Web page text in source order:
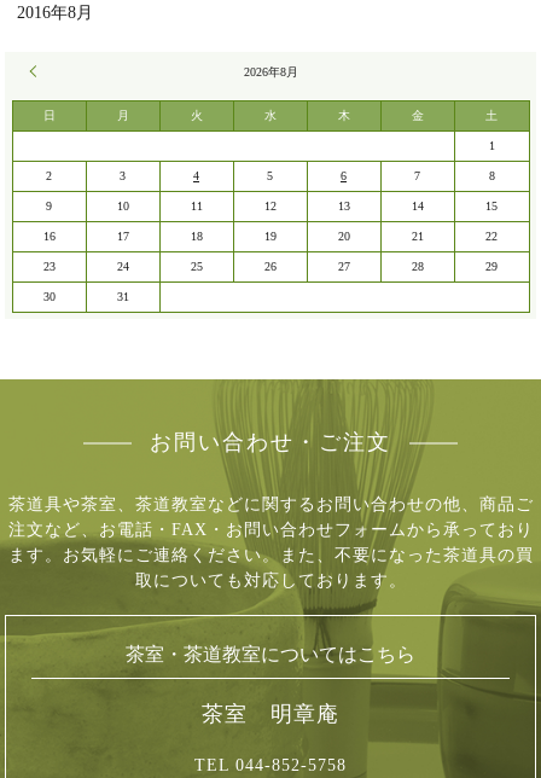
2016年8月
2026年8月
日 月 火 水 木 金 土
1
2 3 4 5 6 7 8
9 10 11 12 13 14 15
16 17 18 19 20 21 22
23 24 25 26 27 28 29
30 31
お問い合わせ・ご注文
茶道具や茶室、茶道教室などに関するお問い合わせの他、商品ご
注文など、 お電話・FAX・お問い合わせフォームから承っており
ます。お気軽にご連絡ください。 また、不要になった茶道具の買
取についても対応しております。
茶室・茶道教室についてはこちら
茶室 明章庵
TEL 044-852-5758